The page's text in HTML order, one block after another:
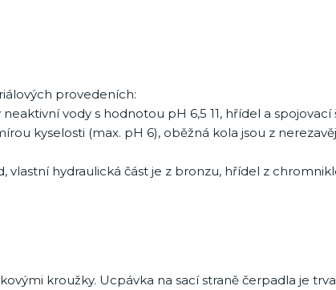
provedeních:
vody s hodnotou pH 6,5 11, hřídel a
kyselosti (max. pH 6), oběžná kola jsou z
hydraulická část je z bronzu, hřídel z
kroužky. Ucpávka na sací straně čerpadla je